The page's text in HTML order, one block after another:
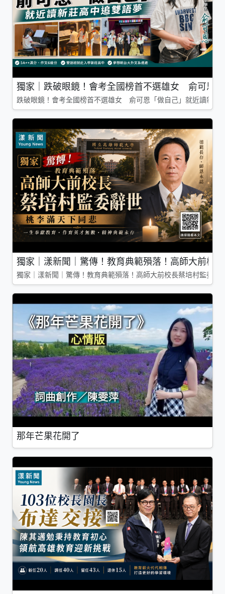
獨家｜跌破眼鏡！會考全國榜首不選雄女 俞可恩
跌破眼鏡！會考全國榜首不選雄女 俞可恩「做自己」就近讀新莊
獨家｜漾新聞｜驚傳！教育典範殞落！高師大前校
獨家｜漾新聞｜驚傳！教育典範殞落！高師大前校長蔡培村監委
那年芒果花開了